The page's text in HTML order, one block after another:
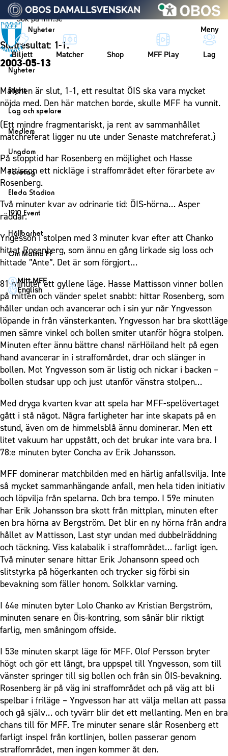
Vidare till innehållet
Nyheter Meny
Biljett Matcher Shop MFF Play Lag
Nyheter
Nyheter
Kalender
Biljett
Biljett
Årskort herr
Årskort dam
Mitt MFF
Biljetter till bortamatcher
Biljettvillkor
Lag och spelare
Lag
Herrlaget
Spelare
Ledarstab
Damlaget
Spelare
Medlem
Medlemskap i Malmö FF
Årsmöte 2026
Ungdom
MFF Ungdom
Sommarfotboll
Skånecupen
Fotbollsskolan
Fotbollsnätverket
P19
F19
P17
F17
Malmö Trophy
Företag
Bli företagspartner
Nätverket
Klubbstolar
Partner dam
Eleda Stadion
Eleda Stadion
Matchdag på Eleda Stadion
MFF-museet & rundvandringar
1910 Event
1910 Event
Fest & Event
Konferens
Möte
Mässa
Sommarfest
Julshow
Inspiration
Vanliga frågor om 1910 Event
Hållbarhet
Hållbarhet
Himmelsblå framtid – en match för miljön
MFF i samhället
Laget för alla
Nattfotboll
Himmelsblå Tillsammans
Karriärakademin
Grundskolefotboll mot rasismer
Skolakademier
Om Malmö FF
Kontakt
Press och media
Historik – herrlaget
Historik – damlaget
Närstående organisationer
Policydokument
Personuppgiftspolicy
Mitt MFF
English
Slutresultat: 1-1.
2003-05-13
Matchen är slut, 1-1, ett resultat ÖIS ska vara mycket
nöjda med. Den här matchen borde, skulle MFF ha vunnit.
(Ett mindre fragmentariskt, ja rent av sammanhållet
matchreferat ligger nu ute under Senaste matchreferat.)
På stopptid har Rosenberg en möjlighet och Hasse
Mattisson ett nickläge i straffområdet efter förarbete av
Rosenberg.
Två minuter kvar av odrinarie tid: ÖIS-hörna… Asper
räddar.
Yngesson i stolpen med 3 minuter kvar efter att Chanko
hittat Rosenberg, som ännu en gång lirkade sig loss och
hittade ”Ante”. Det är som förgjort…
81 minuter ett gyllene läge. Hasse Mattisson vinner bollen
på mitten och vänder spelet snabbt: hittar Rosenberg, som
håller undan och avancerar och i sin yur når Yngvesson
löpande in från vänsterkanten. Yngvesson har bra skottläge
men sämre vinkel och bollen smiter utanför högra stolpen.
Minuten efter ännu bättre chans! närHöiland helt på egen
hand avancerar in i straffomårdet, drar och slänger in
bollen. Mot Yngvesson som är listig och nickar i backen –
bollen studsar upp och just utanför vänstra stolpen…
Med dryga kvarten kvar att spela har MFF-spelövertaget
gått i stå något. Några farligheter har inte skapats på en
stund, även om de himmelsblå ännu dominerar. Men ett
litet vakuum har uppstått, och det brukar inte vara bra. I
78:e minuten byter Concha av Erik Johansson.
MFF dominerar matchbilden med en härlig anfallsvilja. Inte
så mycket sammanhängande anfall, men hela tiden initiativ
och löpvilja från spelarna. Och bra tempo. I 59e minuten
har Erik Johansson bra skott från mittplan, minuten efter
en bra hörna av Bergström. Det blir en ny hörna från andra
hållet av Mattisson, Last styr undan med dubbelräddning
och täckning. Viss kalabalik i straffområdet… farligt igen.
Två minuter senare hittar Erik Johansonn speed och
slitstyrka på högerkanten och trycker sig förbi sin
bevakning som fäller honom. Solkklar varning.
I 64e minuten byter Lolo Chanko av Kristian Bergström,
minuten senare en Öis-kontring, som sånär blir riktigt
farlig, men småningom offside.
I 53e minuten skarpt läge för MFF. Olof Persson bryter
högt och gör ett långt, bra uppspel till Yngvesson, som till
vänster springer till sig bollen och från sin ÖIS-bevakning.
Rosenberg är på väg ini straffområdet och på väg att bli
spelbar i friläge – Yngvesson har att välja mellan att passa
och gå själv… och tyvärr blir det ett mellanting. Men en bra
chans till för MFF. Tre minuter senare slår Rosenberg ett
farligt inspel från kortlinjen, bollen passerar genom
straffområdet, men ingen kommer åt den.